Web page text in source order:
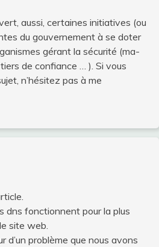
aussi, certaines initiatives (ou
du gouvernement à se doter
gérant la sécurité (ma-
de confiance … ). Si vous
n’hésitez pas à me
dns fonctionnent pour la plus
site web.
d’un problème que nous avons